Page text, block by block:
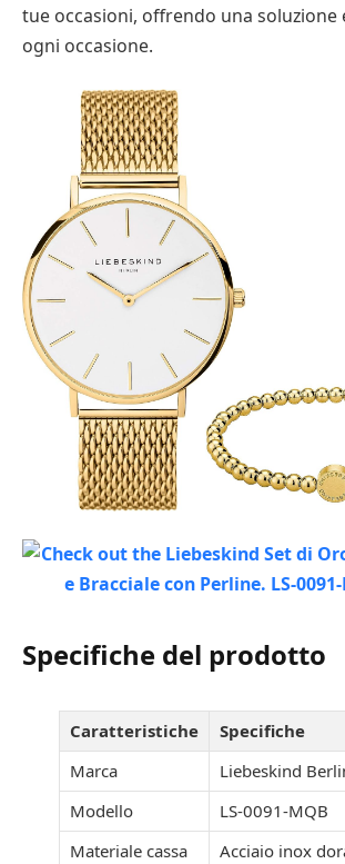
tue occasioni, offrendo una soluzione
ogni occasione.
Specifiche del prodotto
Caratteristiche
Specifiche
Marca
Liebeskind
Modello
LS-0091-MQB
Materiale cassa
Acciaio inox